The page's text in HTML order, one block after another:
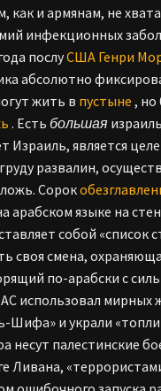
как и армянам, не
инфекционных
послуСША Генри
абсолютно
жить в пустыне , но
. Естьбольшая
Израиль, является
развалин,
ложь. Сорок
языке на
собой «список
своя смена,
по-арабски с
использовал мирных
и украли
палестинские
Ливана,